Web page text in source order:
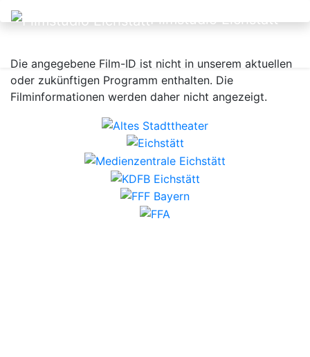
Filmstudio Eichstätt
Die angegebene Film-ID ist nicht in unserem aktuellen
oder zukünftigen Programm enthalten. Die
Filminformationen werden daher nicht angezeigt.